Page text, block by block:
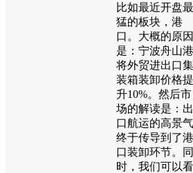
比如最近开盘最
猛的板块，港
口。大概的原因
是：宁波舟山港
将外贸进出口集
装箱装卸价格提
升10%。然后市
场的解读是：出
口航运的高景气
终于传导到了港
口装卸环节。同
时，我们可以看